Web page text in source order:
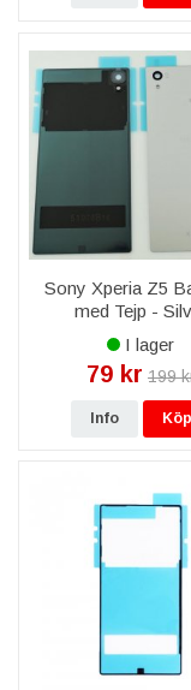
Sony Xperia Z5
med Tejp -
I lager
79 kr 199
Info Köp